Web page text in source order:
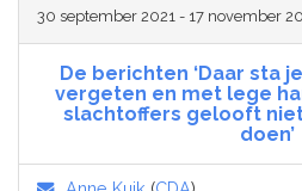
30 september 2021 - 17 november
De berichten ‘Daar sta
vergeten en met lege
slachtoffers gelooft
doen’